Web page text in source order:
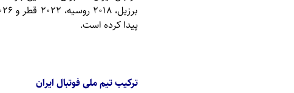
پیدا کرده است.
ترکیب تیم ملی فوتبال ایران